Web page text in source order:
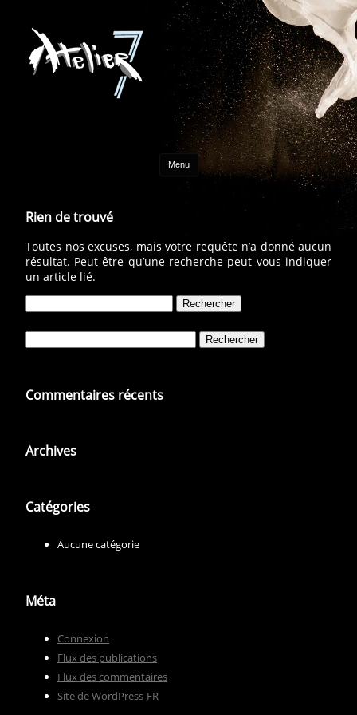
Menu Aller au contenu
Rien de trouvé
Toutes nos excuses, mais votre requête n’a donné aucun
résultat. Peut-être qu’une recherche peut vous indiquer
un article lié.
Commentaires récents
Archives
Catégories
Aucune catégorie
Méta
Connexion
Flux des publications
Flux des commentaires
Site de WordPress-FR